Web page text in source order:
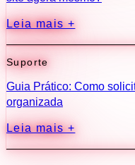
Leia mais +
Suporte
Guia Prático: Como
organizada
Leia mais +